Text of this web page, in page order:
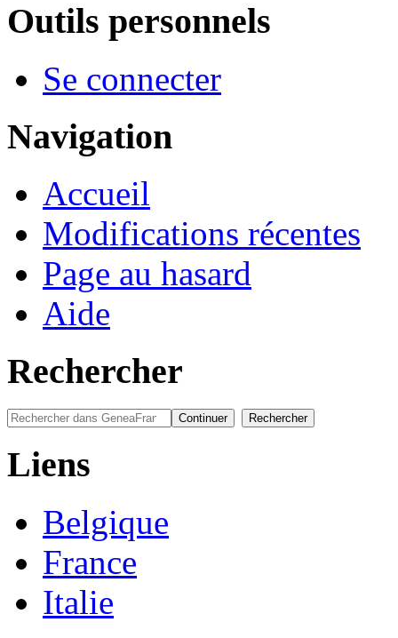
Outils personnels
Se connecter
Navigation
Accueil
Modifications récentes
Page au hasard
Aide
Rechercher
Liens
Belgique
France
Italie